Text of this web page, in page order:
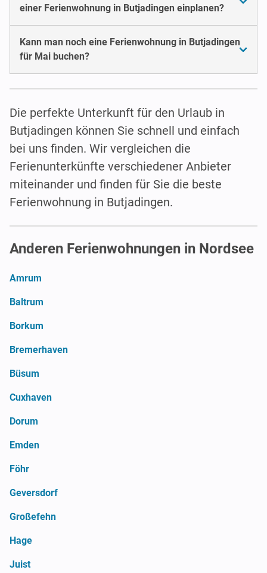
einer Ferienwohnung in Butjadingen einplanen?
Kann man noch eine Ferienwohnung in Butjadingen
für Mai buchen?
Die perfekte Unterkunft für den Urlaub in
Butjadingen können Sie schnell und einfach
bei uns finden. Wir vergleichen die
Ferienunterkünfte verschiedener Anbieter
miteinander und finden für Sie die beste
Ferienwohnung in Butjadingen.
Anderen Ferienwohnungen in Nordsee
Amrum
Baltrum
Borkum
Bremerhaven
Büsum
Cuxhaven
Dorum
Emden
Föhr
Geversdorf
Großefehn
Hage
Juist